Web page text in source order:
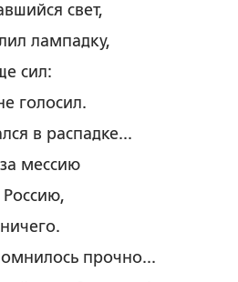
свет,
лампадку,
сил:
голосил.
в распадке...
мессию
прочно...